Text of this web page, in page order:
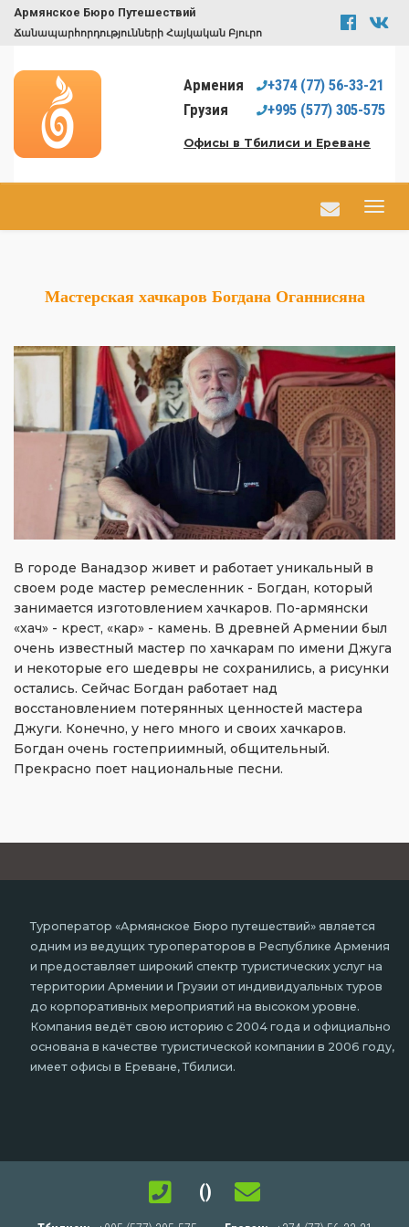
Армянское Бюро Путешествий
Ճանապարհորդությունների Հայկական Բյուրո
Армения +374 (77) 56-33-21
Грузия
+995 (577) 305-575
Офисы в Тбилиси и Ереване
Мастерская хачкаров Богдана Оганнисяна
В городе Ванадзор живет и работает уникальный в
своем роде мастер ремесленник - Богдан, который
занимается изготовлением хачкаров. По-армянски
«хач» - крест, «кар» - камень. В древней Армении был
очень известный мастер по хачкарам по имени Джуга
и некоторые его шедевры не сохранились, а рисунки
остались. Сейчас Богдан работает над
восстановлением потерянных ценностей мастера
Джуги. Конечно, у него много и своих хачкаров.
Богдан очень гостеприимный, общительный.
Прекрасно поет национальные песни.
Туроператор «Армянское Бюро путешествий» является
одним из ведущих туроператоров в Республике Армения
и предоставляет широкий спектр туристических услуг на
территории Армении и Грузии от индивидуальных туров
до корпоративных мероприятий на высоком уровне.
Компания ведёт свою историю с 2004 года и официально
основана в качестве туристической компании в 2006 году,
имеет офисы в Ереване, Тбилиси.
()